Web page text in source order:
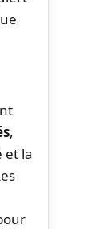
,
et la